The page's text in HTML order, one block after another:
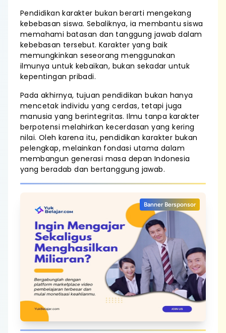
Pendidikan karakter bukan berarti mengekang
kebebasan siswa. Sebaliknya, ia membantu siswa
memahami batasan dan tanggung jawab dalam
kebebasan tersebut. Karakter yang baik
memungkinkan seseorang menggunakan
ilmunya untuk kebaikan, bukan sekadar untuk
kepentingan pribadi.
Pada akhirnya, tujuan pendidikan bukan hanya
mencetak individu yang cerdas, tetapi juga
manusia yang berintegritas. Ilmu tanpa karakter
berpotensi melahirkan kecerdasan yang kering
nilai. Oleh karena itu, pendidikan karakter bukan
pelengkap, melainkan fondasi utama dalam
membangun generasi masa depan Indonesia
yang beradab dan bertanggung jawab.
Banner Bersponsor